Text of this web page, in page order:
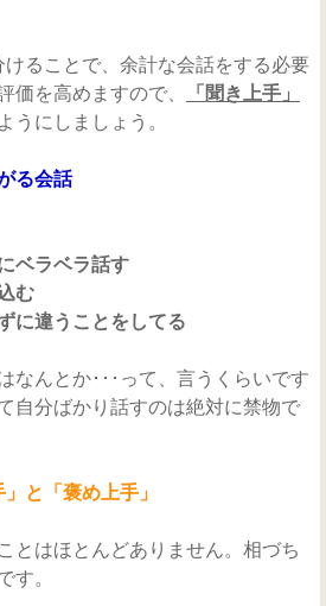
けることで、余計な会話をする必要
価を高めますので、
「聞き上手」
うにしましょう。
る会話
ベラベラ話す
む
に違うことをしてる
なんとか･･･って、言うくらいです
自分ばかり話すのは絶対に禁物で
と「褒め上手」
とはほとんどありません。相づち
す。